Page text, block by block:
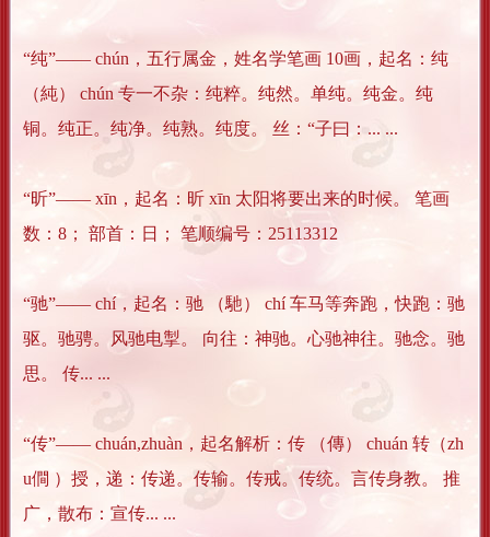
“纯”―― chún，五行属金，姓名学笔画 10画，起名：纯
（純） chún 专一不杂：纯粹。纯然。单纯。纯金。纯
铜。纯正。纯净。纯熟。纯度。 丝：“子曰：... ...
“昕”―― xīn，起名：昕 xīn 太阳将要出来的时候。 笔画
数：8； 部首：日； 笔顺编号：25113312
“驰”―― chí，起名：驰 （馳） chí 车马等奔跑，快跑：驰
驱。驰骋。风驰电掣。 向往：神驰。心驰神往。驰念。驰
思。 传... ...
“传”―― chuán,zhuàn，起名解析：传 （傳） chuán 转（zh
u僴 ）授，递：传递。传输。传戒。传统。言传身教。 推
广，散布：宣传... ...